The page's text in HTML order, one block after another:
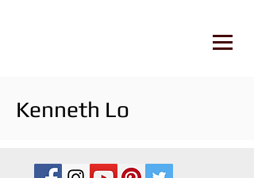
Kenneth Lo